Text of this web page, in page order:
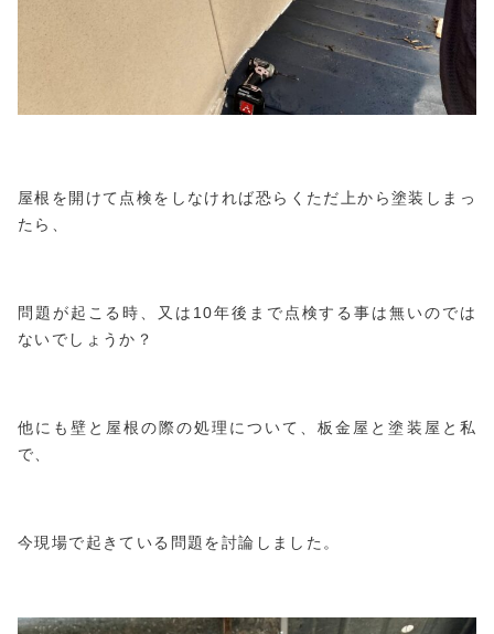
屋根を開けて点検をしなければ恐らくただ上から塗装しまっ
たら、
問題が起こる時、又は10年後まで点検する事は無いのでは
ないでしょうか？
他にも壁と屋根の際の処理について、板金屋と塗装屋と私
で、
今現場で起きている問題を討論しました。